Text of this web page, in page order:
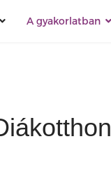
A gyakorlatban